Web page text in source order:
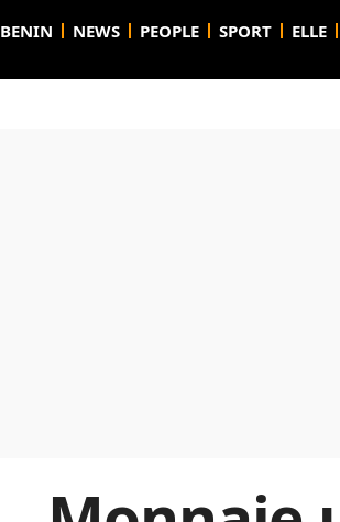
BENIN NEWS PEOPLE SPORT ELLE